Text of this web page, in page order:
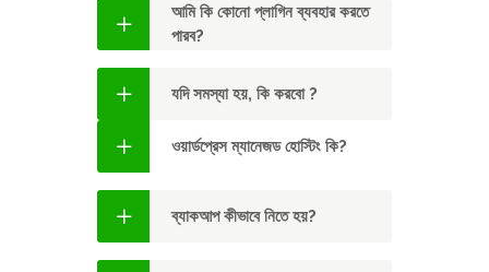
আমি কি কোনো প্লাগিন ব্যবহার করতে
পারব?
যদি সমস্যা হয়, কি করবো ?
ওয়ার্ডপ্রেস ম্যানেজড হোস্টিং কি?
ব্যাকআপ কীভাবে নিতে হয়?